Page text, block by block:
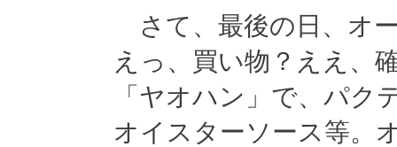
さて、最後の日、オ
えっ、買い物？ええ、
「ヤオハン」で、パク
オイスターソース等。